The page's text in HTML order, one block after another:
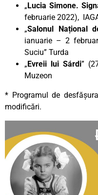
„Lucia Simone.
februarie 2022),
„Salonul Național
ianuarie – 2
Suciu” Turda
„Evreii lui Sárdi”
Muzeon
* Programul de
modificări.